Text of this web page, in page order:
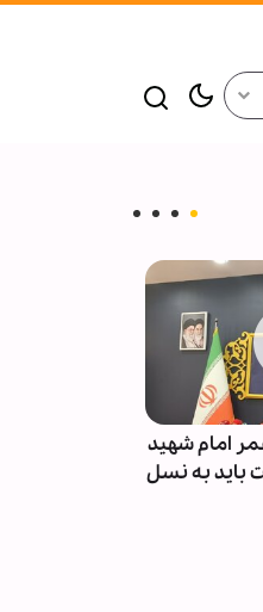
امام شهید
باید به نسل